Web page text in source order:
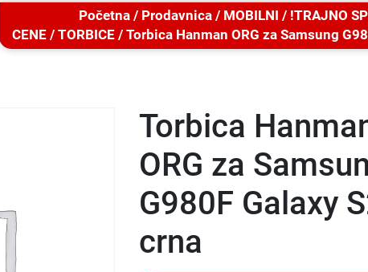
Početna / Prodavnica / MOBILNI / !TRAJNO
CENE/ TORBICE/ Torbica Hanman ORG za Samsung
Torbica
ORG za
G980F Galaxy
crna